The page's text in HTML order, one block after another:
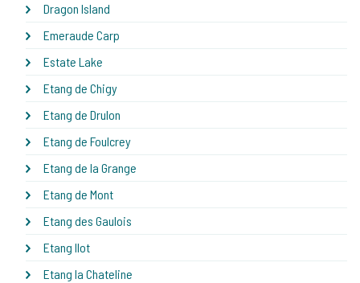
Dragon Island
Emeraude Carp
Estate Lake
Etang de Chigy
Etang de Drulon
Etang de Foulcrey
Etang de la Grange
Etang de Mont
Etang des Gaulois
Etang Ilot
Etang la Chateline